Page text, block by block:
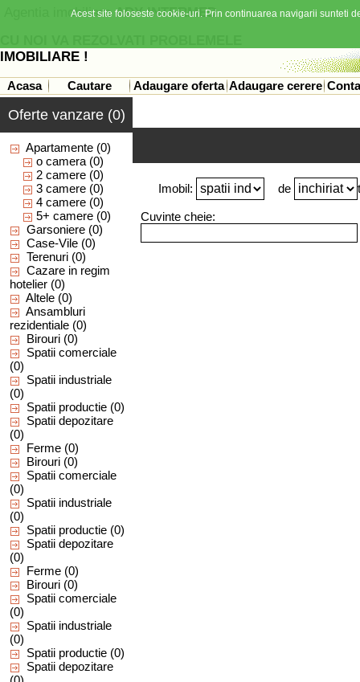
Agentia imobiliara ADY INTERMED
IMOBILIARE !
Acasa Cautare Adaugare oferta Adaugare cerere
Oferte vanzare (0)
Apartamente (0)
o camera (0)
2 camere (0)
3 camere (0)
4 camere (0)
5+ camere (0)
Garsoniere (0)
Case-Vile (0)
Terenuri (0)
Cazare in regim
hotelier (0)
Altele (0)
Ansambluri
rezidentiale (0)
Birouri (0)
Spatii comerciale
(0)
Spatii industriale
(0)
Spatii productie (0)
Spatii depozitare
(0)
Ferme (0)
Birouri (0)
Spatii comerciale
(0)
Spatii industriale
(0)
Spatii productie (0)
Spatii depozitare
(0)
Ferme (0)
Birouri (0)
Spatii comerciale
(0)
Spatii industriale
(0)
Spatii productie (0)
Spatii depozitare
Imobil: de
Cuvinte cheie:
Acest site foloseste cookie-uri. Prin continuarea navigarii sunteti